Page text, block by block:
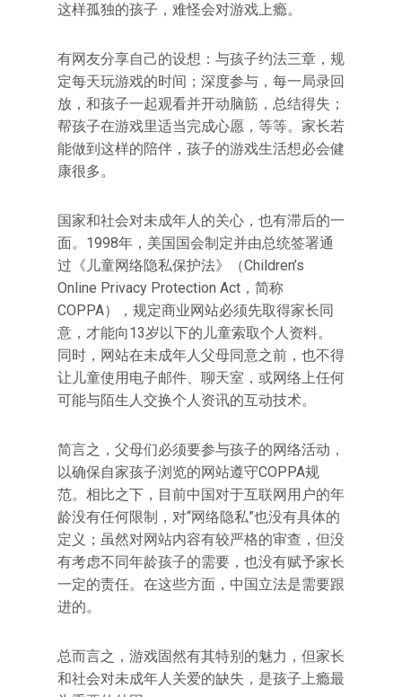
这样孤独的孩子，难怪会对游戏上瘾。
有网友分享自己的设想：与孩子约法三章，规
定每天玩游戏的时间；深度参与，每一局录回
放，和孩子一起观看并开动脑筋，总结得失；
帮孩子在游戏里适当完成心愿，等等。家长若
能做到这样的陪伴，孩子的游戏生活想必会健
康很多。
国家和社会对未成年人的关心，也有滞后的一
面。1998年，美国国会制定并由总统签署通
过《儿童网络隐私保护法》（Children’s
Online Privacy Protection Act，简称
COPPA），规定商业网站必须先取得家长同
意，才能向13岁以下的儿童索取个人资料。
同时，网站在未成年人父母同意之前，也不得
让儿童使用电子邮件、聊天室，或网络上任何
可能与陌生人交换个人资讯的互动技术。
简言之，父母们必须要参与孩子的网络活动，
以确保自家孩子浏览的网站遵守COPPA规
范。相比之下，目前中国对于互联网用户的年
龄没有任何限制，对“网络隐私”也没有具体的
定义；虽然对网站内容有较严格的审查，但没
有考虑不同年龄孩子的需要，也没有赋予家长
一定的责任。在这些方面，中国立法是需要跟
进的。
总而言之，游戏固然有其特别的魅力，但家长
和社会对未成年人关爱的缺失，是孩子上瘾最